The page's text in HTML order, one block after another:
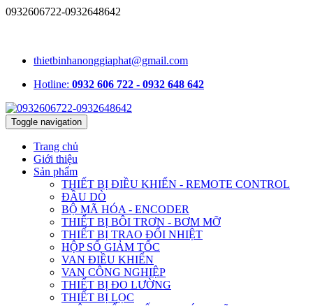
0932606722-0932648642
thietbinhanonggiaphat@gmail.com
Hotline: 0932 606 722 - 0932 648 642
Toggle navigation
Trang chủ
Giới thiệu
Sản phẩm
THIẾT BỊ ĐIỀU KHIỂN - REMOTE CONTROL
ĐẦU DÒ
BỘ MÃ HÓA - ENCODER
THIẾT BỊ BÔI TRƠN - BƠM MỠ
THIẾT BỊ TRAO ĐỔI NHIỆT
HỘP SỐ GIẢM TỐC
VAN ĐIỀU KHIỂN
VAN CÔNG NGHIỆP
THIẾT BỊ ĐO LƯỜNG
THIẾT BỊ LỌC